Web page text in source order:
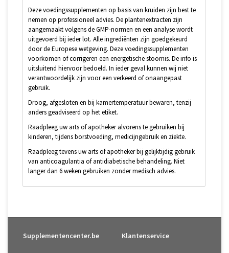
Deze voedingssupplementen op basis van kruiden zijn best te
nemen op professioneel advies. De plantenextracten zijn
aangemaakt volgens de GMP-normen en een analyse wordt
uitgevoerd bij ieder lot. Alle ingrediënten zijn goedgekeurd
door de Europese wetgeving. Deze voedingssupplementen
voorkomen of corrigeren een energetische stoornis. De info is
uitsluitend hiervoor bedoeld. In ieder geval kunnen wij niet
verantwoordelijk zijn voor een verkeerd of onaangepast
gebruik.
Droog, afgesloten en bij kamertemperatuur bewaren, tenzij
anders geadviseerd op het etiket.
Raadpleeg uw arts of apotheker alvorens te gebruiken bij
kinderen, tijdens borstvoeding, medicijngebruik en ziekte.
Raadpleeg tevens uw arts of apotheker bij gelijktijdig gebruik
van anticoagulantia of antidiabetische behandeling. Niet
langer dan 6 weken gebruiken zonder medisch advies.
Supplementencenter.be Klantenservice